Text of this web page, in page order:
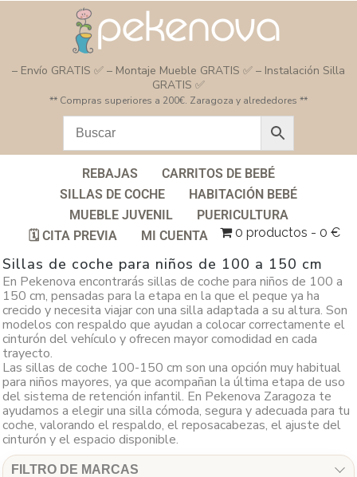
– Envío GRATIS ✅ – Montaje Mueble GRATIS ✅ – Instalación Silla
GRATIS ✅
** Compras superiores a 200€. Zaragoza y alrededores **
REBAJAS
CARRITOS DE BEBÉ
SILLAS DE COCHE
HABITACIÓN BEBÉ
MUEBLE JUVENIL
PUERICULTURA
🗓️ CITA PREVIA
MI CUENTA 0 productos 0 €
Sillas de coche para niños de 100 a 150 cm
En Pekenova encontrarás sillas de coche para niños de 100 a
150 cm, pensadas para la etapa en la que el peque ya ha
crecido y necesita viajar con una silla adaptada a su altura. Son
modelos con respaldo que ayudan a colocar correctamente el
cinturón del vehículo y ofrecen mayor comodidad en cada
trayecto.
Las sillas de coche 100-150 cm son una opción muy habitual
para niños mayores, ya que acompañan la última etapa de uso
del sistema de retención infantil. En Pekenova Zaragoza te
ayudamos a elegir una silla cómoda, segura y adecuada para tu
coche, valorando el respaldo, el reposacabezas, el ajuste del
cinturón y el espacio disponible.
FILTRO DE MARCAS